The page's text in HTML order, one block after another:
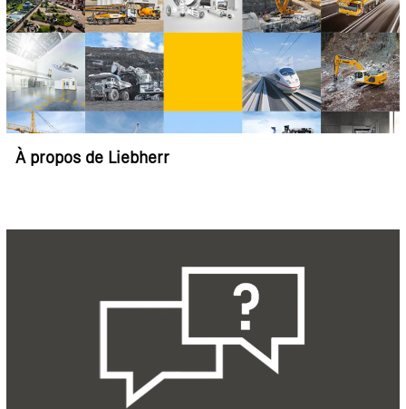
À propos de Liebherr